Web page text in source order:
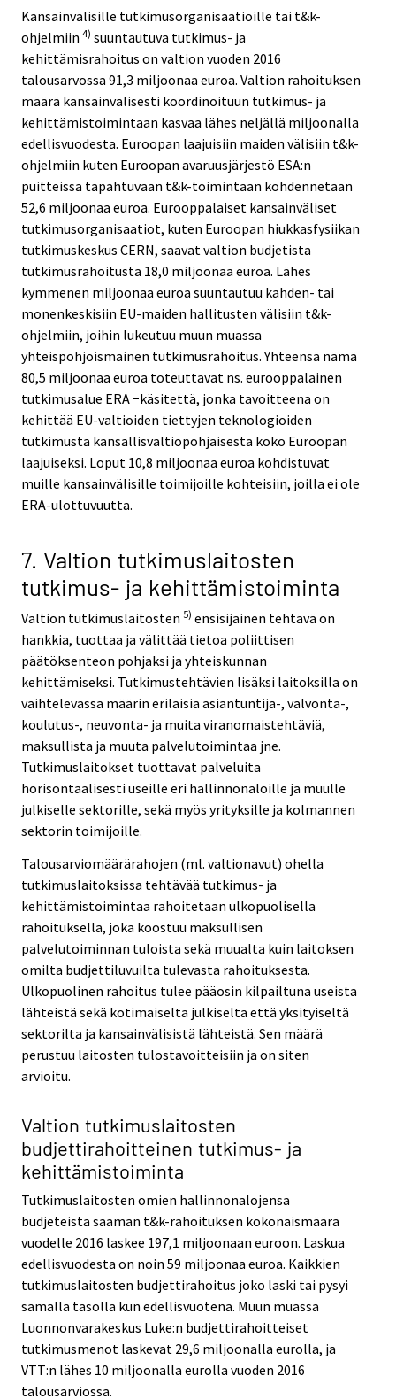
Kansainvälisille tutkimusorganisaatioille tai t&k-
ohjelmiin 4) suuntautuva tutkimus- ja
kehittämisrahoitus on valtion vuoden 2016
talousarvossa 91,3 miljoonaa euroa. Valtion rahoituksen
määrä kansainvälisesti koordinoituun tutkimus- ja
kehittämistoimintaan kasvaa lähes neljällä miljoonalla
edellisvuodesta. Euroopan laajuisiin maiden välisiin t&k-
ohjelmiin kuten Euroopan avaruusjärjestö ESA:n
puitteissa tapahtuvaan t&k-toimintaan kohdennetaan
52,6 miljoonaa euroa. Eurooppalaiset kansainväliset
tutkimusorganisaatiot, kuten Euroopan hiukkasfysiikan
tutkimuskeskus CERN, saavat valtion budjetista
tutkimusrahoitusta 18,0 miljoonaa euroa. Lähes
kymmenen miljoonaa euroa suuntautuu kahden- tai
monenkeskisiin EU-maiden hallitusten välisiin t&k-
ohjelmiin, joihin lukeutuu muun muassa
yhteispohjoismainen tutkimusrahoitus. Yhteensä nämä
80,5 miljoonaa euroa toteuttavat ns. eurooppalainen
tutkimusalue ERA −käsitettä, jonka tavoitteena on
kehittää EU-valtioiden tiettyjen teknologioiden
tutkimusta kansallisvaltiopohjaisesta koko Euroopan
laajuiseksi. Loput 10,8 miljoonaa euroa kohdistuvat
muille kansainvälisille toimijoille kohteisiin, joilla ei ole
ERA-ulottuvuutta.
7. Valtion tutkimuslaitosten
tutkimus- ja kehittämistoiminta
Valtion tutkimuslaitosten 5) ensisijainen tehtävä on
hankkia, tuottaa ja välittää tietoa poliittisen
päätöksenteon pohjaksi ja yhteiskunnan
kehittämiseksi. Tutkimustehtävien lisäksi laitoksilla on
vaihtelevassa määrin erilaisia asiantuntija-, valvonta-,
koulutus-, neuvonta- ja muita viranomaistehtäviä,
maksullista ja muuta palvelutoimintaa jne.
Tutkimuslaitokset tuottavat palveluita
horisontaalisesti useille eri hallinnonaloille ja muulle
julkiselle sektorille, sekä myös yrityksille ja kolmannen
sektorin toimijoille.
Talousarviomäärärahojen (ml. valtionavut) ohella
tutkimuslaitoksissa tehtävää tutkimus- ja
kehittämistoimintaa rahoitetaan ulkopuolisella
rahoituksella, joka koostuu maksullisen
palvelutoiminnan tuloista sekä muualta kuin laitoksen
omilta budjettiluvuilta tulevasta rahoituksesta.
Ulkopuolinen rahoitus tulee pääosin kilpailtuna useista
lähteistä sekä kotimaiselta julkiselta että yksityiseltä
sektorilta ja kansainvälisistä lähteistä. Sen määrä
perustuu laitosten tulostavoitteisiin ja on siten
arvioitu.
Valtion tutkimuslaitosten
budjettirahoitteinen tutkimus- ja
kehittämistoiminta
Tutkimuslaitosten omien hallinnonalojensa
budjeteista saaman t&k-rahoituksen kokonaismäärä
vuodelle 2016 laskee 197,1 miljoonaan euroon. Laskua
edellisvuodesta on noin 59 miljoonaa euroa. Kaikkien
tutkimuslaitosten budjettirahoitus joko laski tai pysyi
samalla tasolla kun edellisvuotena. Muun muassa
Luonnonvarakeskus Luke:n budjettirahoitteiset
tutkimusmenot laskevat 29,6 miljoonalla eurolla, ja
VTT:n lähes 10 miljoonalla eurolla vuoden 2016
talousarviossa.